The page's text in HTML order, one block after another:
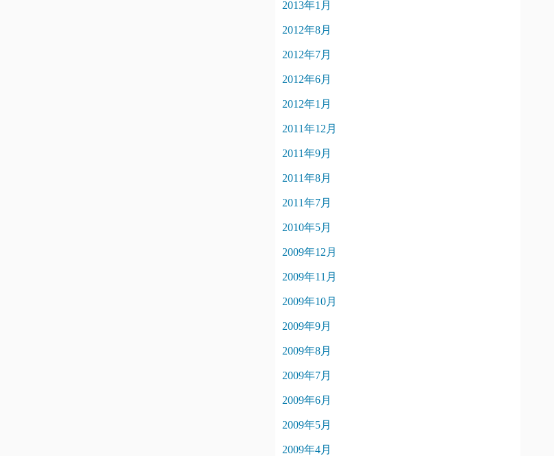
2013年1月
2012年8月
2012年7月
2012年6月
2012年1月
2011年12月
2011年9月
2011年8月
2011年7月
2010年5月
2009年12月
2009年11月
2009年10月
2009年9月
2009年8月
2009年7月
2009年6月
2009年5月
2009年4月